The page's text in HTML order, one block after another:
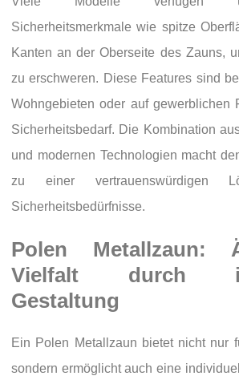
Sicherheitsmerkmale wie spitze
Kanten an der Oberseite des Zauns,
zu erschweren. Diese Features sind
Wohngebieten oder auf gewerblichen
Sicherheitsbedarf. Die Kombination
und modernen Technologien macht
zu einer vertrauenswürdigen
Sicherheitsbedürfnisse.
Polen Metallzaun:
Vielfalt durch
Gestaltung
Ein Polen Metallzaun bietet nicht nur
sondern ermöglicht auch eine